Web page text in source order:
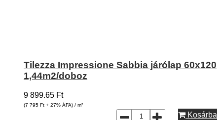
Tilezza Impressione Sabbia járólap 60x120
1,44m2/doboz
9 899.65 Ft
(7 795 Ft + 27% ÁFA) / m²
Kosárba